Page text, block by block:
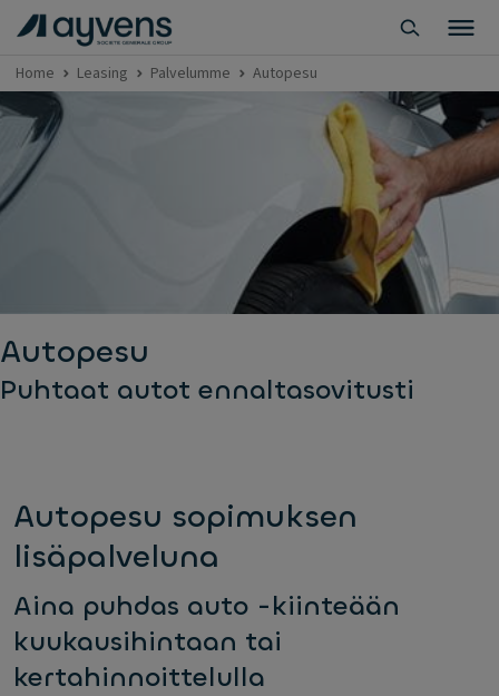
Home Leasing Palvelumme Autopesu
Autopesu
Puhtaat autot ennaltasovitusti
Autopesu sopimuksen
lisäpalveluna
Aina puhdas auto -kiinteään
kuukausihintaan tai
kertahinnoittelulla